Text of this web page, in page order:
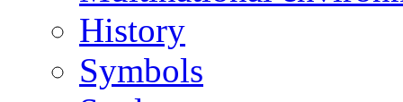
History
Symbols